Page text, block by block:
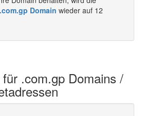
.com.gp Domain wieder auf 12
.com.gp Domains /